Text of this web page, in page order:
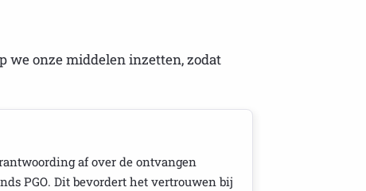
we onze middelen inzetten, zodat
af over de ontvangen
PGO. Dit bevordert het vertrouwen bij